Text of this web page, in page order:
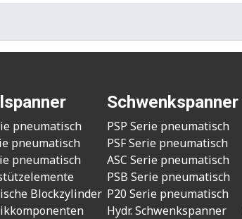
pneumatisch
pneumatisch
pneumatisch
Blockzylinder
Schwenkspanner
PSP Serie pneumatisch
PSF Serie pneumatisch
ASC Serie pneumatisch
PSB Serie pneumatisch
P20 Serie pneumatisch
Hydr. Schwenkspanner